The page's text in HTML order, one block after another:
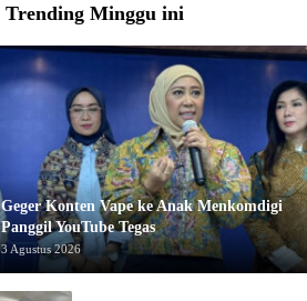
Trending Minggu ini
Geger Konten Vape ke Anak Menkomdigi
Panggil YouTube Tegas
3 Agustus 2026